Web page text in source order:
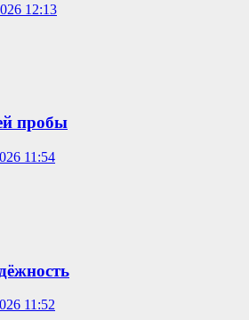
12:13
пробы
11:54
11:52